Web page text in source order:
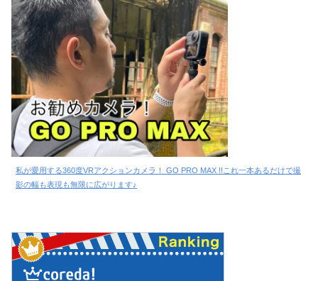
私が愛用する360度VRアクションカメラ！ GO PRO MAX !!これ一本あるだけで撮
影の幅も表現も無限に広がります♪